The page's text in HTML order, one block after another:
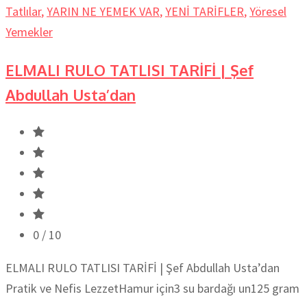
Tatlılar,YARIN NE YEMEK VAR,YENİ TARİFLER,Yöresel
Yemekler
ELMALI RULO TATLISI TARİFİ | Şef
Abdullah Usta’dan
0 / 10
ELMALI RULO TATLISI TARİFİ | Şef Abdullah Usta’dan
Pratik ve Nefis LezzetHamur için3 su bardağı un125 gram